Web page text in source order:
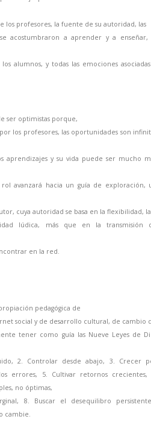
los profesores, la fuente de su autoridad, las
acostumbraron a aprender y a enseñar,
alumnos, y todas las emociones
ser optimistas porque,
los profesores, las oportunidades son
aprendizajes y su vida puede ser mucho
avanzará hacia un guía de exploración,
cuya autoridad se basa en la flexibilidad, la
lúdica, más que en la transmisión
en la red.
pedagógica de
social y de desarrollo cultural, de cambio
tener como guía las Nueve Leyes de
2. Controlar desde abajo, 3. Crecer
errores, 5. Cultivar retornos crecientes,
no óptimas,
8. Buscar el desequilibro
cambie.